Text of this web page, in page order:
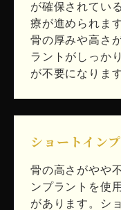
が確保されてい
療が進められます
骨の厚みや高さ
ラントがしっか
が不要になります
ショートイン
骨の高さがやや
ンプラントを使
があります。シ